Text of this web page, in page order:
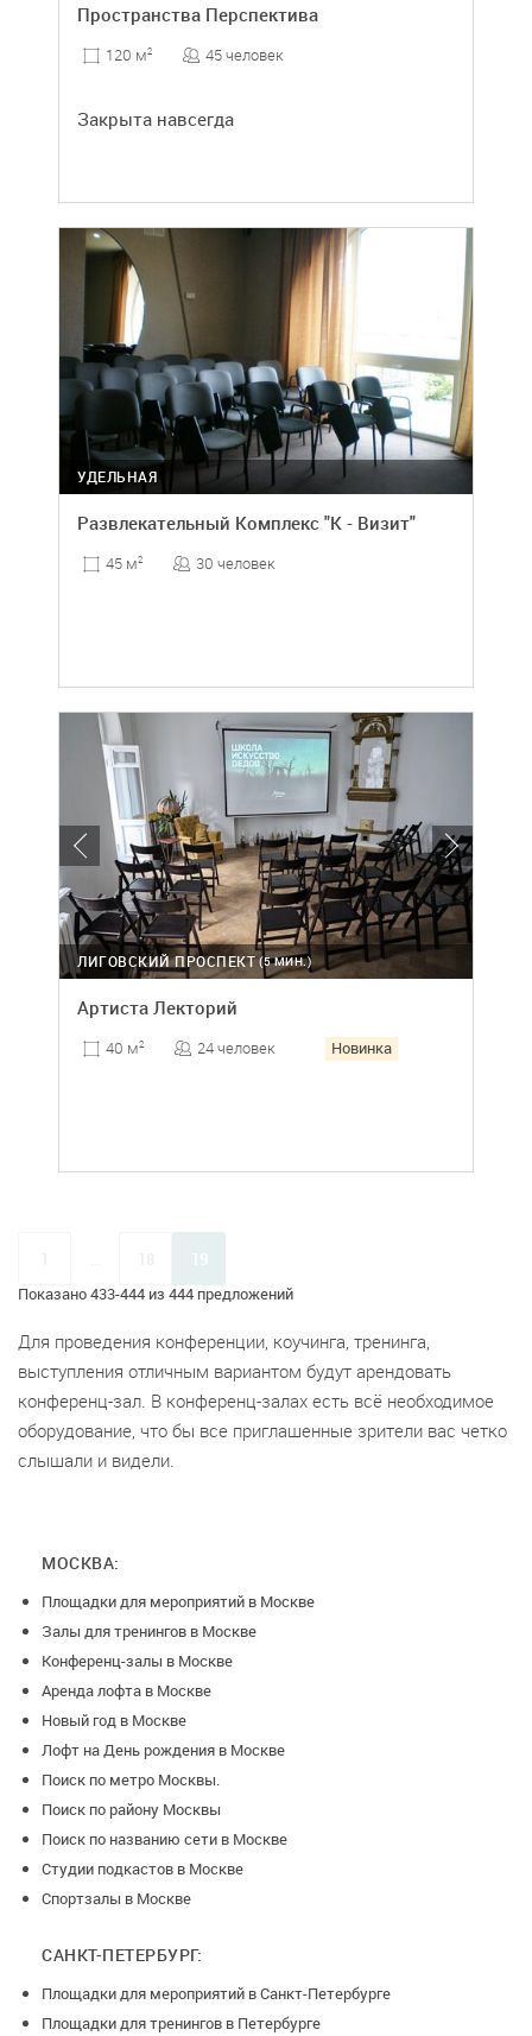
Пространства Перспектива
120 м2 45 человек
Закрыта навсегда
УДЕЛЬНАЯ
Развлекательный Комплекс "К - Визит"
45 м2 30 человек
(5 МИН.)
ЛИГОВСКИЙ ПРОСПЕКТ
Артиста Лекторий
40 м2 24 человек Новинка
Показано 433-444 из 444 предложений
19
Для проведения конференции, коучинга, тренинга,
выступления отличным вариантом будут арендовать
конференц-зал. В конференц-залах есть всё необходимое
оборудование, что бы все приглашенные зрители вас четко
слышали и видели.
МОСКВА:
Площадки для мероприятий в Москве
Залы для тренингов в Москве
Конференц-залы в Москве
Аренда лофта в Москве
Новый год в Москве
Лофт на День рождения в Москве
Поиск по метро Москвы.
Поиск по району Москвы
Поиск по названию сети в Москве
Студии подкастов в Москве
Спортзалы в Москве
САНКТ-ПЕТЕРБУРГ:
Площадки для мероприятий в Санкт-Петербурге
Площадки для тренингов в Петербурге